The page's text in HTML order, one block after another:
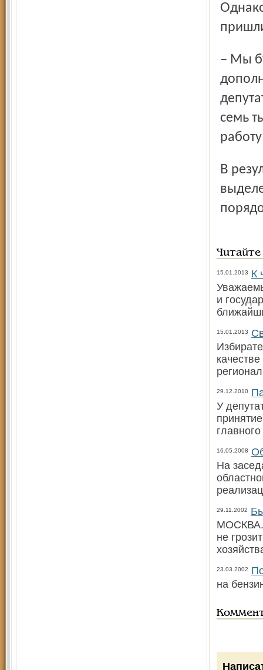
Однако в целом депутаты не отвергли идею технопарка и
– Мы будем приветствовать любые попытки по созданию
семь
В результате парламентарии обещали подумать и над
15.01.2013
К
и
15.01.2013
29.12.2010
У
16.05.2008
На
29.11.2002
МОСКВА.
не
23.03.2002
на